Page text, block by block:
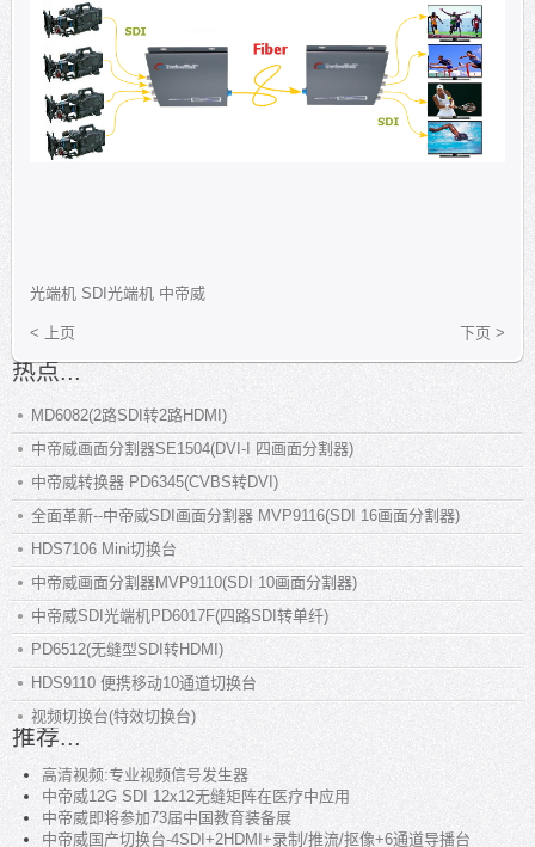
光端机 SDI光端机 中帝威
< 上页 下页 >
热点...
MD6082(2路SDI转2路HDMI)
中帝威画面分割器SE1504(DVI-I 四画面分割器)
中帝威转换器 PD6345(CVBS转DVI)
全面革新--中帝威SDI画面分割器 MVP9116(SDI 16画面分割器)
HDS7106 Mini切换台
中帝威画面分割器MVP9110(SDI 10画面分割器)
中帝威SDI光端机PD6017F(四路SDI转单纤)
PD6512(无缝型SDI转HDMI)
HDS9110 便携移动10通道切换台
视频切换台(特效切换台)
推荐...
高清视频:专业视频信号发生器
中帝威12G SDI 12x12无缝矩阵在医疗中应用
中帝威即将参加73届中国教育装备展
中帝威国产切换台-4SDI+2HDMI+录制/推流/抠像+6通道导播台